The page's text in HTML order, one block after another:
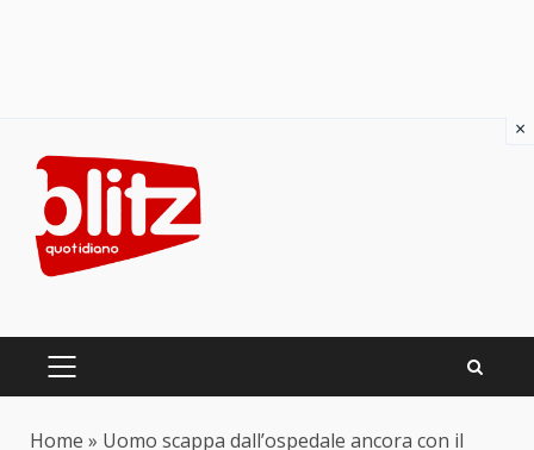
content
PRIMARY
Home » Uomo scappa dall’ospedale ancora con il
×